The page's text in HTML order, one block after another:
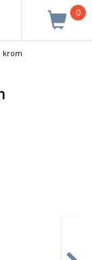
0
krom